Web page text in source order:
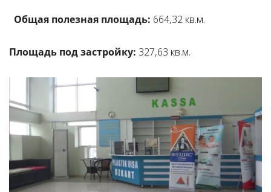
Общая полезная площадь: 664,32 кв.м.
Площадь под застройку: 327,63 кв.м.